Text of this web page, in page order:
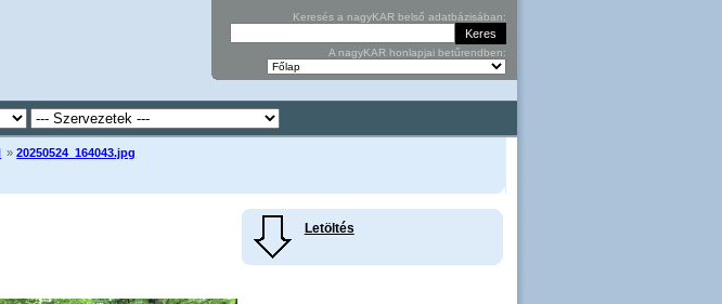
Keresés a nagyKAR belső adatbázisában:
A nagyKAR honlapjai betűrendben:
»20250524_164043.jpg
Letöltés